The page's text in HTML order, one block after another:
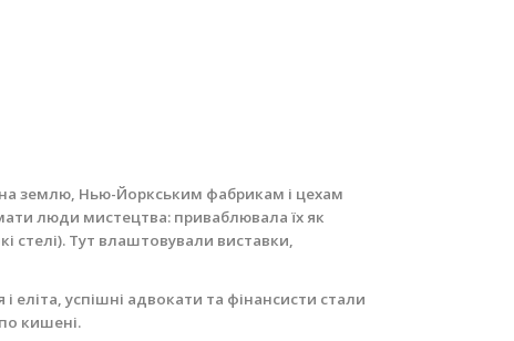
на землю, Нью-Йоркським фабрикам і цехам
люди мистецтва: приваблювала їх як
стелі). Тут влаштовували виставки,
еліта, успішні адвокати та фінансисти стали
кишені.